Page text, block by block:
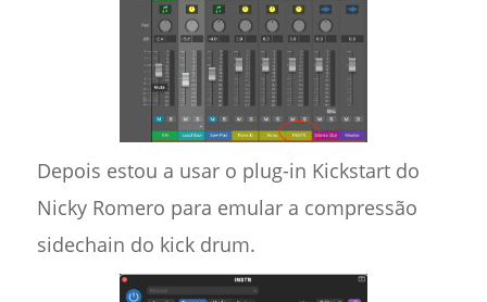
Depois estou a usar o plug-in Kickstart do
Nicky Romero para emular a compressão
sidechain do kick drum.